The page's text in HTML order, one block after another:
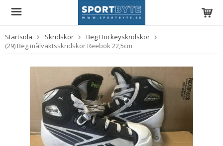
Startsida Skridskor
Beg Hockeyskridskor
(29) Beg målvaktsskridskor Reebok 22,5cm